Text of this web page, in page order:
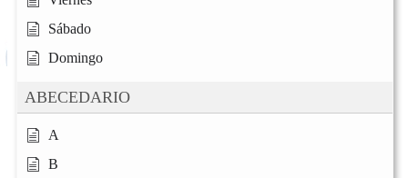
Sábado
Domingo
ABECEDARIO
A
B